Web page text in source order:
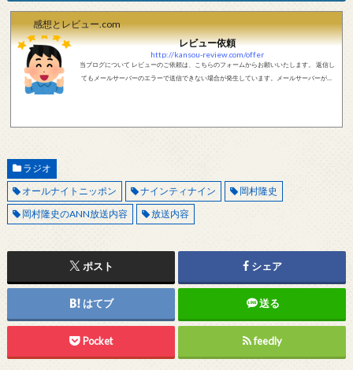
感想とレビュー.com
レビュー依頼
http://kansou-review.com/offer
当ブログについて レビューのご依頼は、こちらのフォームからお願いいたします。 返信し
てもメールサーバーのエラーで送信できない場合が発生しています。メールサーバーが正
ラジオ
オールナイトニッポン
ナインティナイン
岡村隆史
岡村隆史のANN放送内容
放送内容
ポスト シェア
はてブ 送る
Pocket feedly